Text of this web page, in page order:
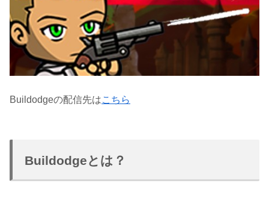
Buildodgeの配信先はこちら
Buildodgeとは？